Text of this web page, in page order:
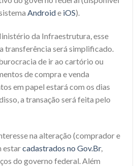
Androide iOS).
da Infraestrutura, esse
transferência será simplificado.
de ir ao cartório ou
de compra e venda
em papel estará com os dias
a transação será feita pelo
na alteração (comprador e
estarcadastrados no Gov.Br,
do governo federal. Além